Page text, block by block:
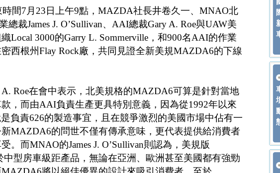
時間7月23日上午9點，MAZDA社長井卷久一、MNAO北
總裁James J. O’Sullivan、AAI總裁Gary A. Roe與UAW美
Local 3000的Garry L. Sommerville，和900名AAI的作業
西根州Flay Rock廠，共同見證全新美規MAZDA6的下線
Roe在會中表示，北美規格的MAZDA6可算是針對當地
，而由AAI負責生產更具特別意義，因為從1992年以來
負責626的製造事宜，且在競爭激烈的美國市場中佔有一
MAZDA6的問世不僅有傳承意味，更代表提供給消費者
。而MNAO的James J. O’Sullivan則認為，美規版
型房車級距產品，無論在亞洲、歐洲甚至美國都有強勁